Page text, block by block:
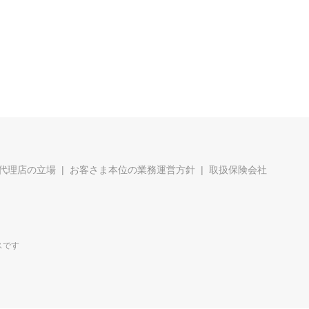
理店の立場 お客さま本位の業務運営方針 取扱保険会社
です